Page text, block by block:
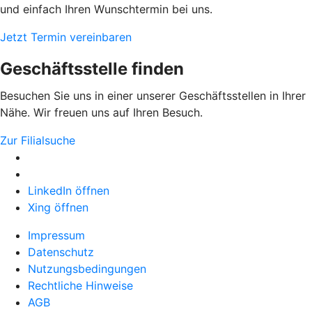
und einfach Ihren Wunschtermin bei uns.
Jetzt Termin vereinbaren
Geschäftsstelle finden
Besuchen Sie uns in einer unserer Geschäftsstellen in Ihrer
Nähe. Wir freuen uns auf Ihren Besuch.
Zur Filialsuche
LinkedIn öffnen
Xing öffnen
Impressum
Datenschutz
Nutzungsbedingungen
Rechtliche Hinweise
AGB